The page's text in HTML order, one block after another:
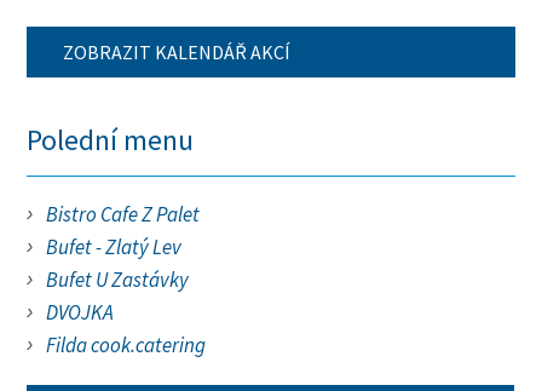
ZOBRAZIT KALENDÁŘ AKCÍ
Polední menu
Bistro Cafe Z Palet
Bufet - Zlatý Lev
Bufet U Zastávky
DVOJKA
Filda cook.catering